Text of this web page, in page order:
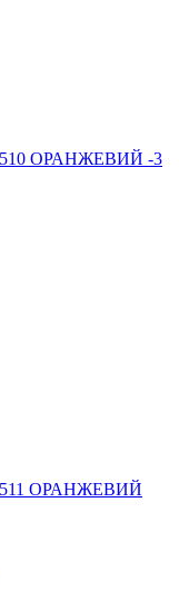
510 ОРАНЖЕВИЙ -3
511 ОРАНЖЕВИЙ